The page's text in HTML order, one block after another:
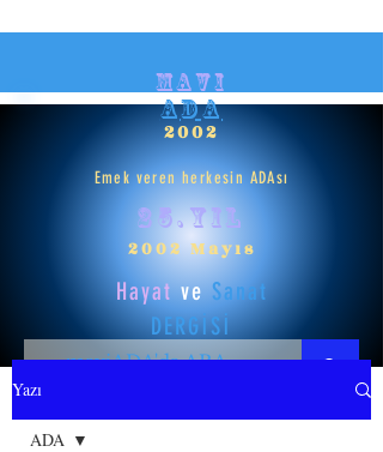
mavi
ADA
2002
Emek veren herkesin ADAsı
25.yıl
2002 Mayıs
HayatveSanat
DERGİSİ
Yazı
ADA